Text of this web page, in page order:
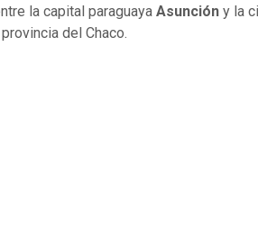
la capital paraguaya Asunción y la
del Chaco.